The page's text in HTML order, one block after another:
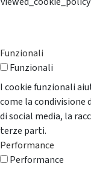
Funzionali
Funzionali
I cookie funzionali
come la
di social media, la
terze parti.
Performance
Performance